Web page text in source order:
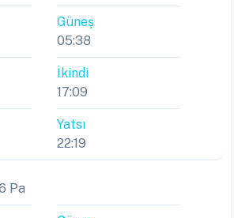
Güneş
05:38
İkindi
17:09
Yatsı
22:19
Pa